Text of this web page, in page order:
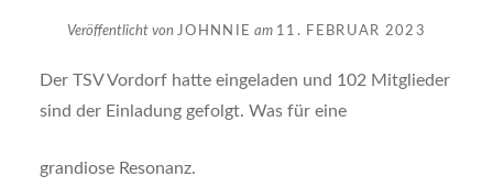
Veröffentlicht vonJOHNNIE am 11. FEBRUAR 2023
Der TSV Vordorf hatte eingeladen und 102 Mitglieder
sind der Einladung gefolgt. Was für eine
grandiose Resonanz.